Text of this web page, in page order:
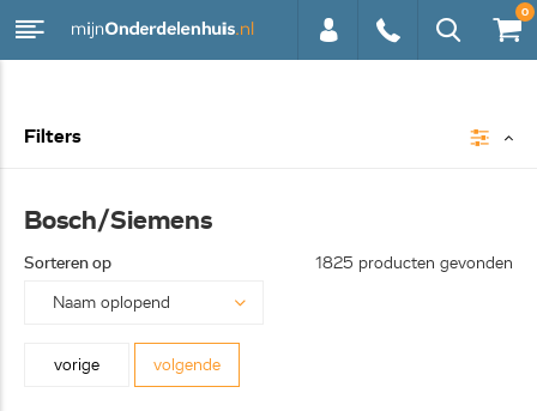
0
Filters
Bosch/Siemens
Sorteren op 1825 producten gevonden
vorige volgende